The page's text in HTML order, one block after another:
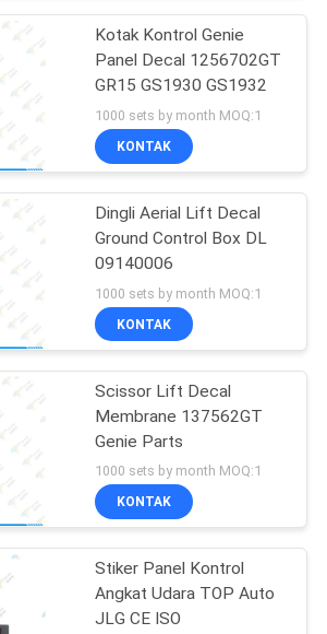
Kontrol
Gunting
Joystick
motor
Kotak Kontrol Genie
Panel Decal 1256702GT
GR15 GS1930 GS1932
1000 sets by month MOQ:1
KONTAK
Dingli Aerial Lift Decal
Ground Control Box DL
09140006
1000 sets by month MOQ:1
KONTAK
Scissor Lift Decal
Membrane 137562GT
Genie Parts
1000 sets by month MOQ:1
KONTAK
Stiker Panel Kontrol
Angkat Udara TOP Auto
JLG CE ISO